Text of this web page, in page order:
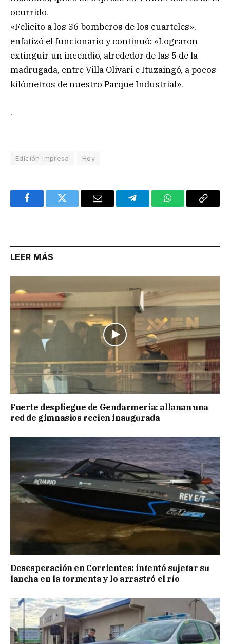
ocurrido.
«Felicito a los 36 bomberos de los cuarteles»,
enfatizó el funcionario y continuó: «Lograron
extinguir un incendio, alrededor de las 5 de la
madrugada, entre Villa Olivari e Ituzaingó, a pocos
kilómetros de nuestro Parque Industrial».
.
Edición Impresa Hoy
FacebookTwitter Email TelegramWhatsAppCopy
LEER MÁS
Fuerte despliegue de Gendarmería: allanan una
red de gimnasios recien inaugurada
Desesperación en Corrientes: intentó sujetar su
lancha en la tormenta y lo arrastró el río